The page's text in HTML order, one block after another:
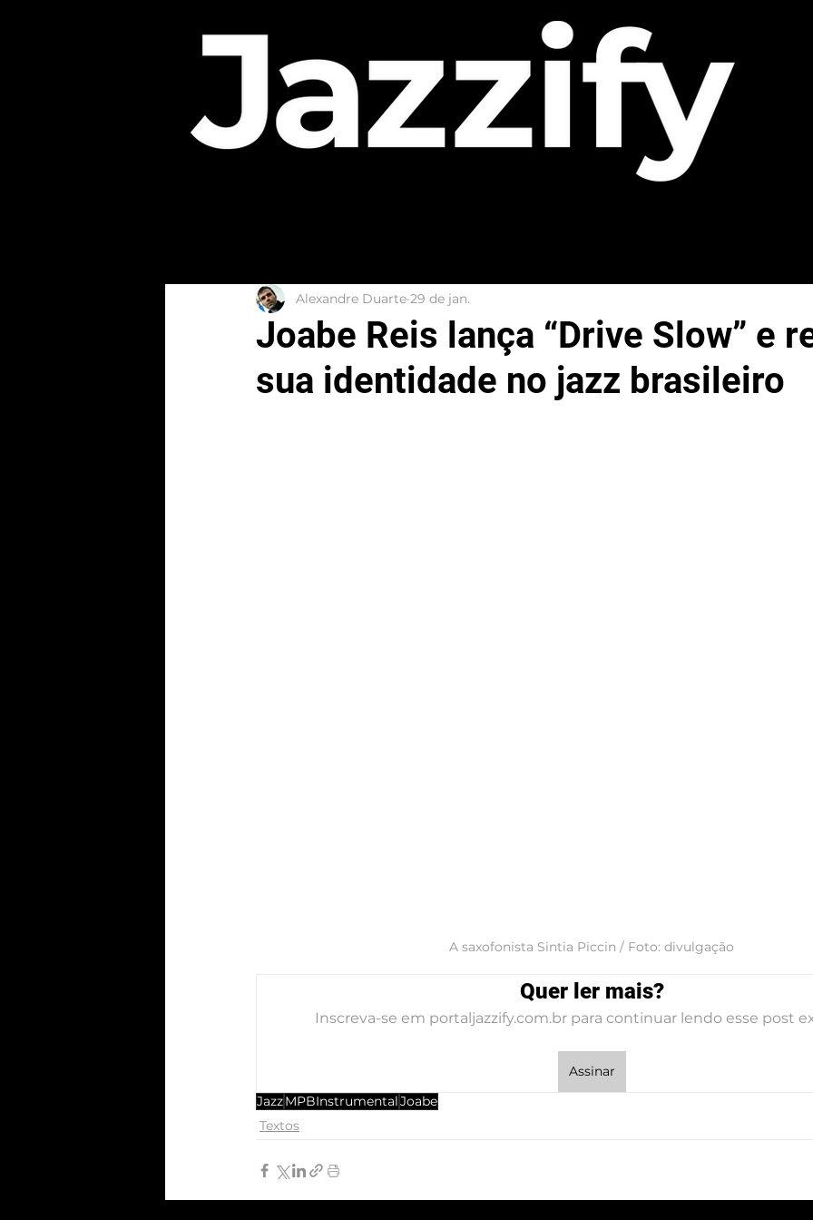
Joabe Reis lança “Drive Slow” e
sua identidade no jazz brasileiro
Alexandre Duarte 29 de jan.
A saxofonista Sintia Piccin / Foto: divulgação
Quer ler mais?
Inscreva-se em portaljazzify.com.br para continuar lendo esse post
Assinar
JazzMPBInstrumentalJoabe
Textos